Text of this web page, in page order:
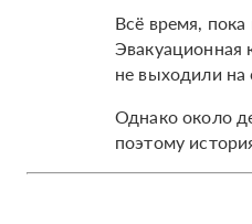
Всё время,
Эвакуационная
не выходили на
Однако около
поэтому